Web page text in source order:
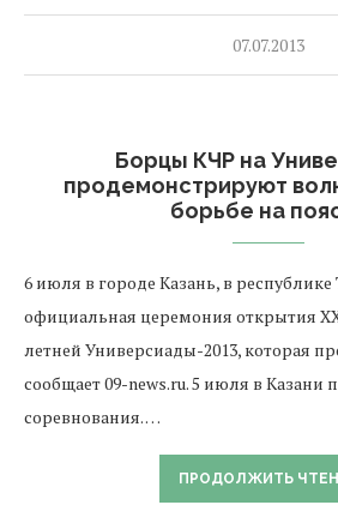
07.07.2013
Борцы КЧР на
продемонстрируют
борьбе на
6 июля в городе Казань, в республике
официальная церемония открытия
летней Универсиады-2013, которая
сообщает 09-news.ru. 5 июля в Казани
соревнования. …
ПРОДОЛЖИТЬ